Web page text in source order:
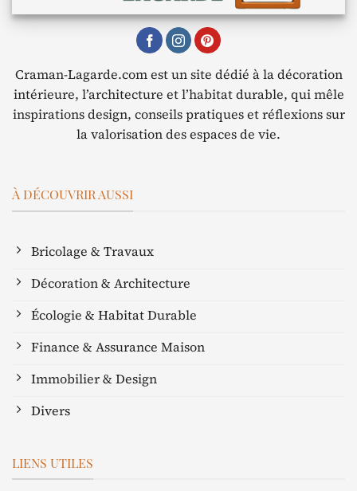
Craman-Lagarde.com est un site dédié à la décoration
intérieure, l’architecture et l’habitat durable, qui mêle
inspirations design, conseils pratiques et réflexions sur
la valorisation des espaces de vie.
À DÉCOUVRIR AUSSI
Bricolage & Travaux
Décoration & Architecture
Écologie & Habitat Durable
Finance & Assurance Maison
Immobilier & Design
Divers
LIENS UTILES